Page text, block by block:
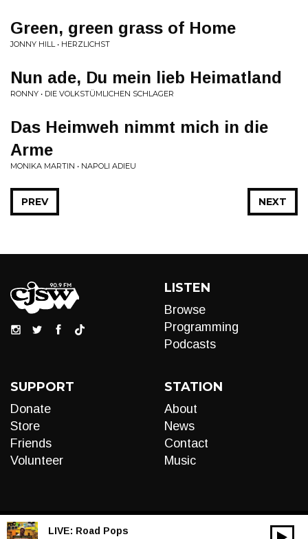
Green, green grass of Home
JONNY HILL • HERZLICHST
Nun ade, Du mein lieb Heimatland
RONNY • DIE VOLKSTÜMLICHEN SCHLAGER
Das Heimweh nimmt mich in die
Arme
MONIKA MARTIN • NAPOLI ADIEU
NEXT
PREV
LISTEN
Browse
Programming
Podcasts
SUPPORT
Donate
Store
Friends
Volunteer
STATION
About
News
Contact
Music
LIVE: Road Pops